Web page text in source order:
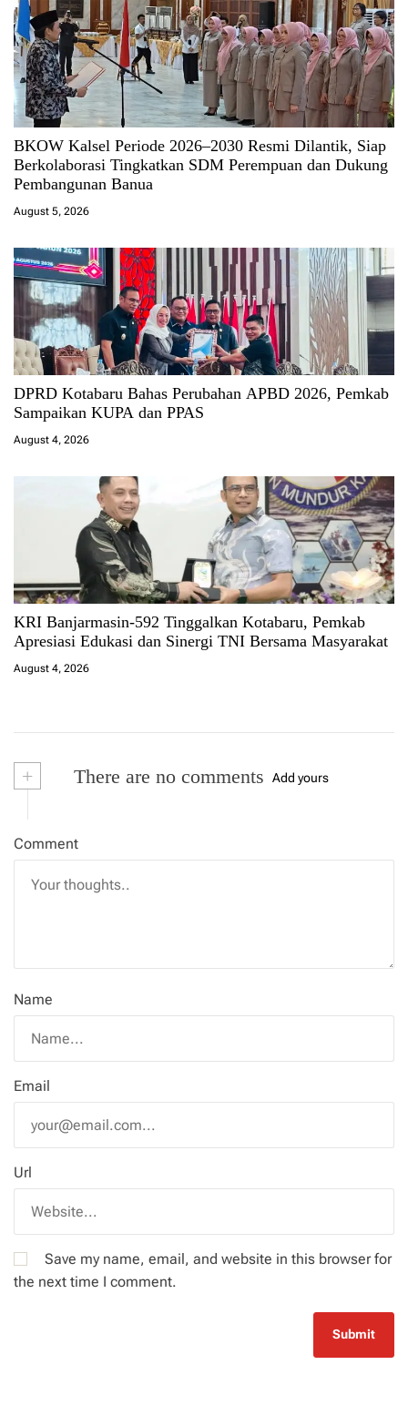
BKOW Kalsel Periode 2026–2030 Resmi Dilantik, Siap
Berkolaborasi Tingkatkan SDM Perempuan dan Dukung
Pembangunan Banua
August 5, 2026
DPRD Kotabaru Bahas Perubahan APBD 2026, Pemkab
Sampaikan KUPA dan PPAS
August 4, 2026
KRI Banjarmasin-592 Tinggalkan Kotabaru, Pemkab
Apresiasi Edukasi dan Sinergi TNI Bersama Masyarakat
August 4, 2026
+ There are no comments Add yours
Comment
Name
Email
Url
Save my name, email, and website in this browser for
the next time I comment.